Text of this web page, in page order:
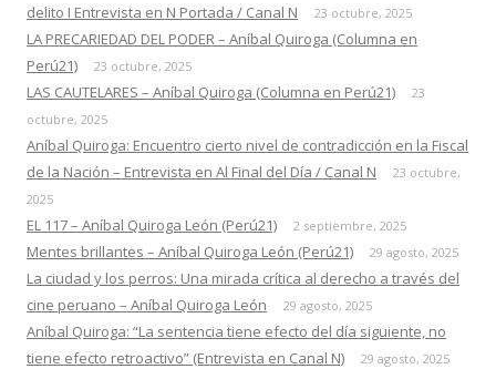
delito I Entrevista en N Portada / Canal N
23 octubre, 2025
LA PRECARIEDAD DEL PODER – Aníbal Quiroga (Columna en
Perú21)
23 octubre, 2025
LAS CAUTELARES – Aníbal Quiroga (Columna en Perú21)
23
octubre, 2025
Aníbal Quiroga: Encuentro cierto nivel de contradicción en la Fiscal
de la Nación – Entrevista en Al Final del Día / Canal N
23 octubre,
2025
EL 117 – Aníbal Quiroga León (Perú21) 2 septiembre, 2025
Mentes brillantes – Aníbal Quiroga León (Perú21) 29 agosto, 2025
La ciudad y los perros: Una mirada crítica al derecho a través del
cine peruano – Aníbal Quiroga León
29 agosto, 2025
Aníbal Quiroga: “La sentencia tiene efecto del día siguiente, no
tiene efecto retroactivo” (Entrevista en Canal N)
29 agosto, 2025